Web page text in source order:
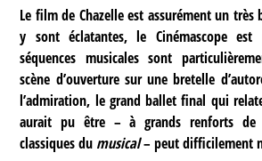
Le film de Chazelle est assurément un
y sont éclatantes, le Cinémascope
séquences musicales sont
scène d’ouverture sur une bretelle
l’admiration, le grand ballet final qui
aurait pu être – à grands renforts de
classiques du musical– peut difficilement